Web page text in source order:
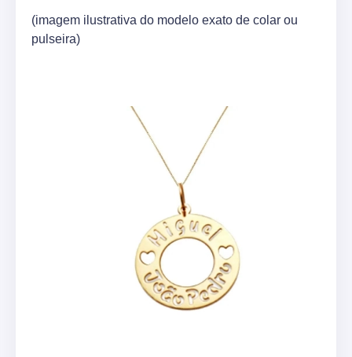
(imagem ilustrativa do modelo exato de colar ou
pulseira)